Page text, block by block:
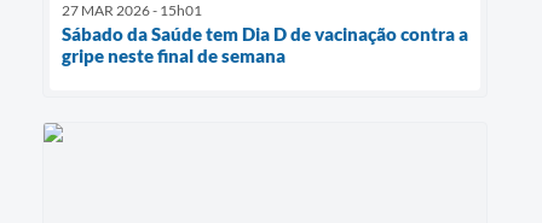
27 MAR 2026 - 15h01
Sábado da Saúde tem Dia D de vacinação contra a
gripe neste final de semana